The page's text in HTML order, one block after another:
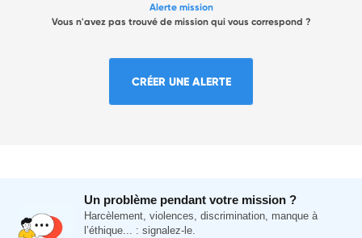
Alerte mission
Vous n'avez pas trouvé de mission qui vous correspond ?
CRÉER UNE ALERTE
Un problème pendant votre mission ?
Harcèlement, violences, discrimination, manque à
l’éthique... : signalez-le.